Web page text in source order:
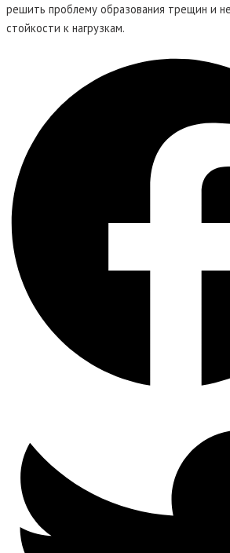
решить проблему образования трещин и
стойкости к нагрузкам.